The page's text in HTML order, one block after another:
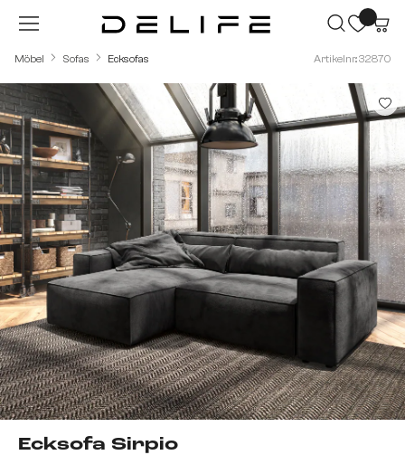
Zum Hauptinhalt springen
Möbel Sofas Ecksofas Artikelnr.: 32870
Ecksofa Sirpio
Bildergalerie überspringen